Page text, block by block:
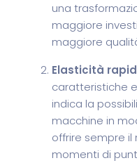
una
maggiore
maggiore
Elasticità
caratteristiche
indica la
macchine in
offrire sempre il
momenti di